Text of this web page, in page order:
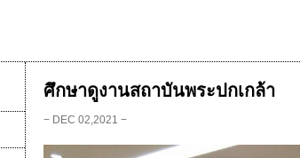
ศึกษาดูงานสถาบันพระปกเกล้า
− DEC 02,2021 −